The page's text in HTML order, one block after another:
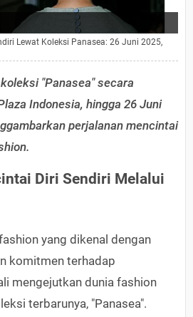
Lewat Koleksi Panasea: 26 Juni 2025,
"Panasea" secara
Indonesia, hingga 26 Juni
perjalanan mencintai
Diri Sendiri Melalui
yang dikenal dengan
komitmen terhadap
mengejutkan dunia fashion
terbarunya, "Panasea".